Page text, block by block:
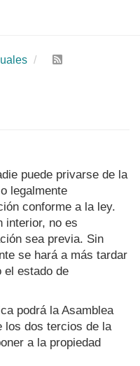
puede privarse de la
legalmente
conforme a la ley.
interior, no es
sea previa. Sin
se hará a más tardar
el estado de
podrá la Asamblea
los dos tercios de la
a la propiedad